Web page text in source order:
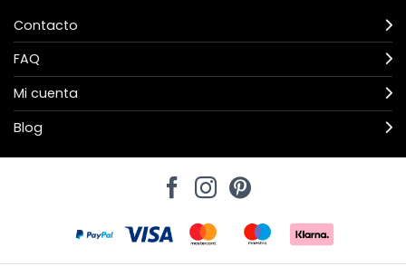
Contacto
FAQ
Mi cuenta
Blog